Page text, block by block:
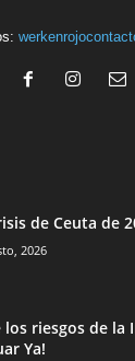
de Ceuta de
2026
los riesgos de la
Ya!